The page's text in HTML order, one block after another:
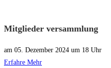
Mitglieder versammlung
am 05. Dezember 2024 um 18 Uhr
Erfahre Mehr